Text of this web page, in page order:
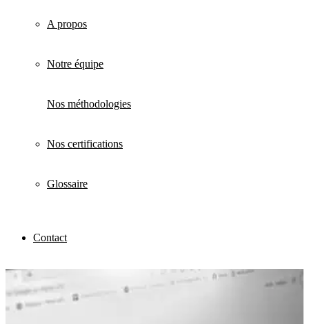
A propos
Notre équipe
Nos méthodologies
Nos certifications
Glossaire
Contact